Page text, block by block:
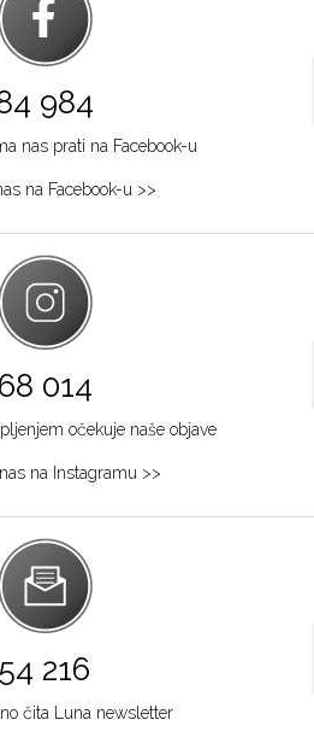
984
nas prati na Facebook-u
na Facebook-u >>
68 014
očekuje naše objave
na Instagramu >>
54 216
čita Luna newsletter